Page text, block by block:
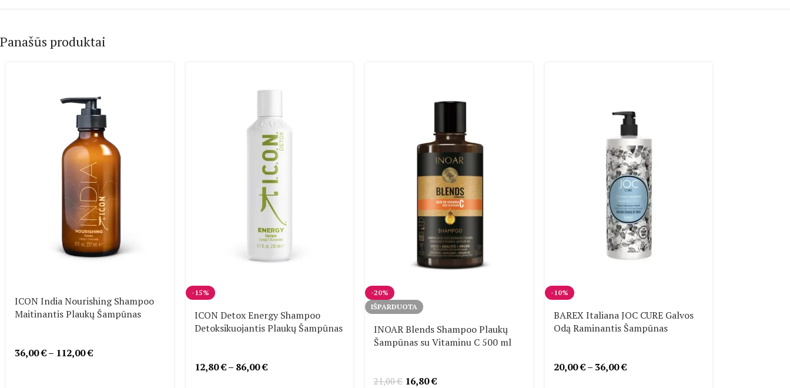
Panašūs produktai
ICON India Nourishing Shampoo
Maitinantis Plaukų Šampūnas
36,00€– 112,00€
-15%
ICON Detox Energy Shampoo
Detoksikuojantis Plaukų Šampūnas
12,80€ – 86,00€
-20%
IŠPARDUOTA
INOAR Blends Shampoo Plaukų
Šampūnas su Vitaminu C 500 ml
21,00€ 16,80€
-10%
BAREX Italiana JOC CURE Galvos
Odą Raminantis Šampūnas
20,00€ – 36,00€